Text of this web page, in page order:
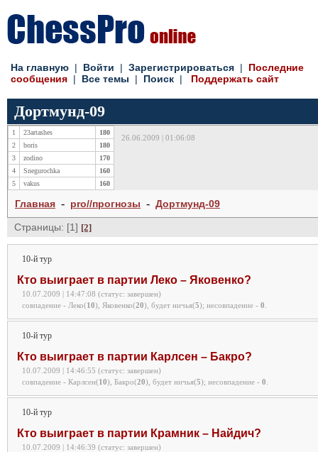
На главную | Войти | Зарегистрироваться | Последние
сообщения | Все темы | Поиск | Поддержать сайт
Дортмунд-09
1 23artashes
180
2
boris
180
3
zodino
170
4
Snegurochka
160
5
vakus 160
26.06.2009 | 01:06:08
Главная - pro//прогнозы - Дортмунд-09
Страницы: [1] [2]
10-й тур
Кто выиграет в партии Леко – Яковенко?
10.07.2009 | 14:47:08 (статус: завершен)
совпадение - Леко(10), Яковенко(20), будет ничья(5); несовпадение - 0
10-й тур
Кто выиграет в партии Карлсен – Бакро?
10.07.2009 | 14:46:55 (статус: завершен)
совпадение - Карлсен(10), Бакро(20), будет ничья(5); несовпадение - 0
10-й тур
Кто выиграет в партии Крамник – Найдич?
10.07.2009 | 14:46:39 (статус: завершен)